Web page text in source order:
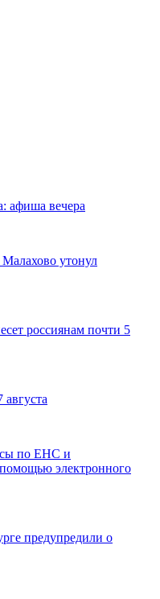
афиша вечера
Малахово утонул
россиянам почти 5
по ЕНС и
помощью электронного
предупредили о